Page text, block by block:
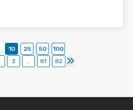
10 25 50
100
3 ... 81 82